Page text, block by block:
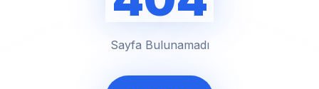
Sayfa Bulunamadı